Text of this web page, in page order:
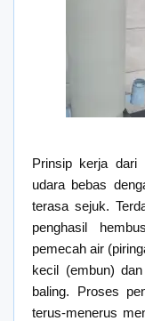
Prinsip kerja dari
udara bebas
terasa sejuk.
penghasil
pemecah air
kecil (embun)
baling. Proses
terus-menerus